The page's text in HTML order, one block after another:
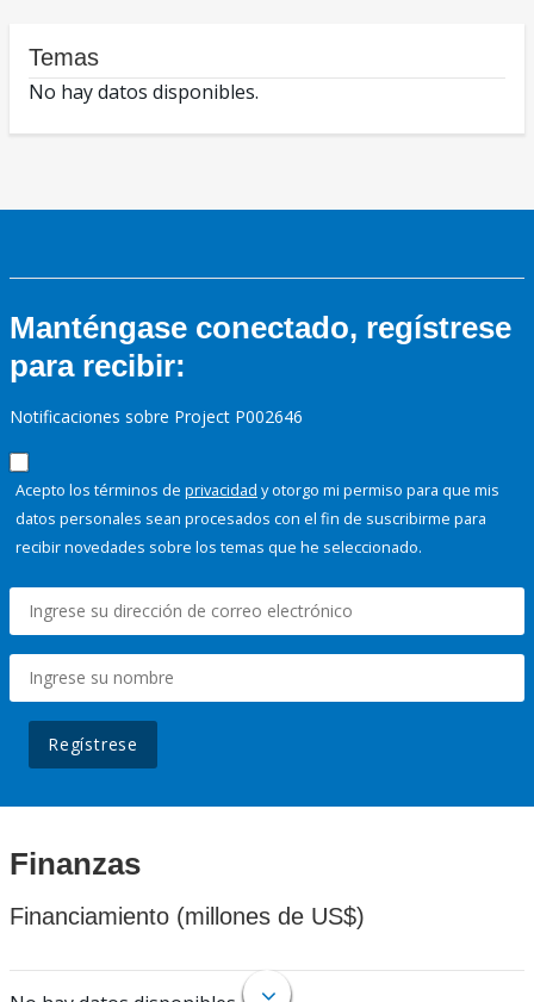
Temas
No hay datos disponibles.
Manténgase conectado, regístrese
para recibir:
Notificaciones sobre Project P002646
Acepto los términos de privacidad y otorgo mi permiso para que mis
datos personales sean procesados con el fin de suscribirme para
recibir novedades sobre los temas que he seleccionado.
Regístrese
Finanzas
Financiamiento (millones de US$)